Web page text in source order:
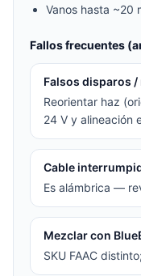
Vanos hasta ~20
Fallos frecuentes
Falsos disparos
Reorientar haz
24 V y alineación
Cable
Es alámbrica —
Mezclar con
SKU FAAC